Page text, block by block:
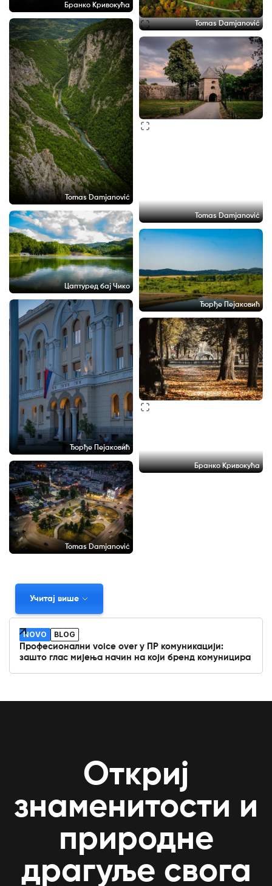
Бранко Кривокућа
Tomas Damjanović
Tomas Damjanović
Tomas Damjanović
Цаптуред бај Чико
Ђорђе Пејаковић
Ђорђе Пејаковић
Бранко Кривокућа
Tomas Damjanović
Учитај више
NOVO
BLOG
Професионални voice over у ПР комуникацији:
зашто глас мијења начин на који бренд комуницира
Откриј
знаменитости и
природне
драгуље свога